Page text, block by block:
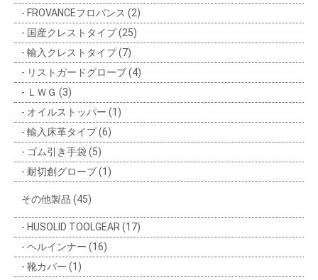
FROVANCEフロバンス (2)
国産クレストタイプ (25)
輸入クレストタイプ (7)
リストガードグローブ (4)
ＬＷＧ (3)
オイルストッパー (1)
輸入床革タイプ (6)
ゴム引き手袋 (5)
耐切創グローブ (1)
その他製品 (45)
HUSOLID TOOLGEAR (17)
ヘルインナー (16)
靴カバー (1)